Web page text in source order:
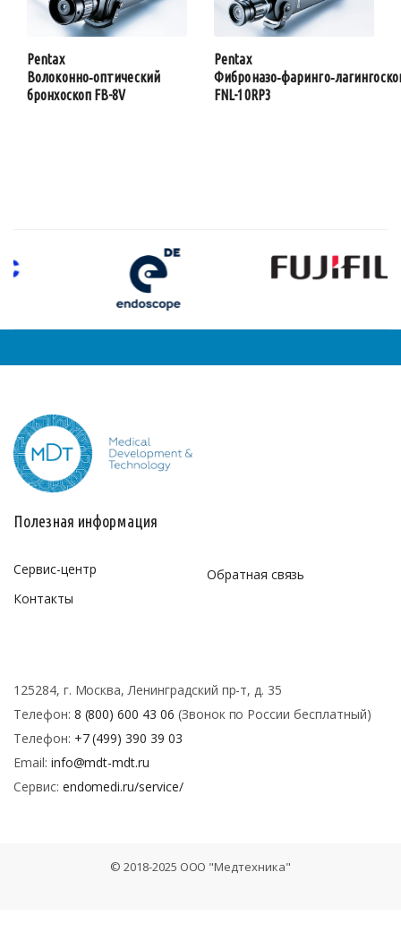
Pentax
Волоконно‑оптический
бронхоскоп FB-8V
Pentax
FNL-10RP3
Полезная информация
Сервис-центр
Контакты
Обратная связь
125284, г. Москва, Ленинградский пр-т, д. 35
Телефон: 8 (800) 600 43 06 (Звонок по России бесплатный)
Телефон: +7 (499) 390 39 03
Email: info@mdt-mdt.ru
Сервис: endomedi.ru/service/
© 2018-2025 ООО "Медтехника"